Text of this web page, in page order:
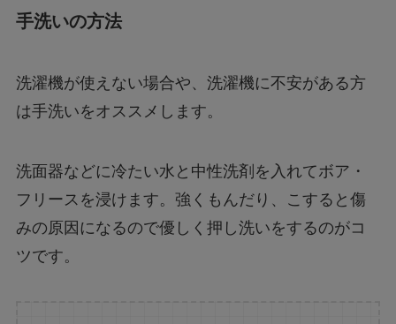
手洗いの方法
洗濯機が使えない場合や、洗濯機に不安がある方
は手洗いをオススメします。
洗面器などに冷たい水と中性洗剤を入れてボア・
フリースを浸けます。強くもんだり、こすると傷
みの原因になるので優しく押し洗いをするのがコ
ツです。